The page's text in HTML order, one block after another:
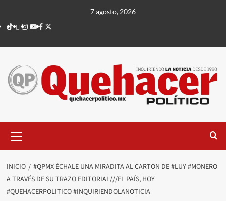
contenido
7 agosto, 2026
TikTok
threads
Instagram
Youtube
Facebook
X
principal
INICIO
#QPMX ÉCHALE UNA MIRADITA AL CARTON DE #LUY #MONERO
A TRAVÉS DE SU TRAZO EDITORIAL///EL PAÍS, HOY
#QUEHACERPOLITICO #INQUIRIENDOLANOTICIA